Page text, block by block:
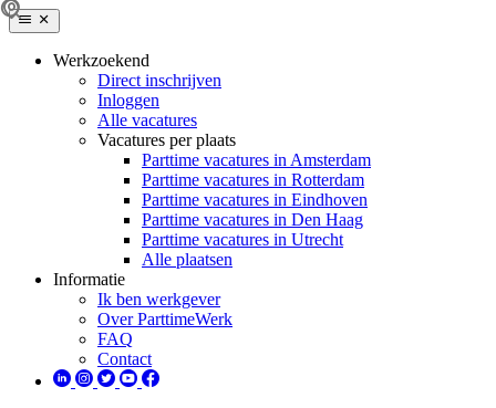
Werkzoekend
Direct inschrijven
Inloggen
Alle vacatures
Vacatures per plaats
Parttime vacatures in Amsterdam
Parttime vacatures in Rotterdam
Parttime vacatures in Eindhoven
Parttime vacatures in Den Haag
Parttime vacatures in Utrecht
Alle plaatsen
Informatie
Ik ben werkgever
Over ParttimeWerk
FAQ
Contact